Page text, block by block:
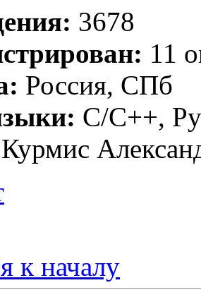
3678
11
Россия, СПб
C/C++,
Курмис
к началу